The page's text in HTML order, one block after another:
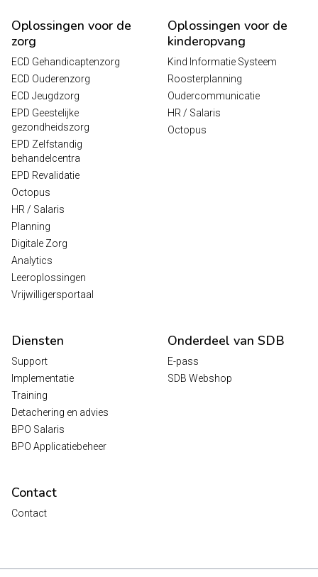
Oplossingen voor de
zorg
ECD Gehandicaptenzorg
ECD Ouderenzorg
ECD Jeugdzorg
EPD Geestelijke
gezondheidszorg
EPD Zelfstandig
behandelcentra
EPD Revalidatie
Octopus
HR / Salaris
Planning
Digitale Zorg
Analytics
Leeroplossingen
Vrijwilligersportaal
Oplossingen voor de
kinderopvang
Kind Informatie Systeem
Roosterplanning
Oudercommunicatie
HR / Salaris
Octopus
Diensten
Support
Implementatie
Training
Detachering en advies
BPO Salaris
BPO Applicatiebeheer
Onderdeel van SDB
E-pass
SDB Webshop
Contact
Contact